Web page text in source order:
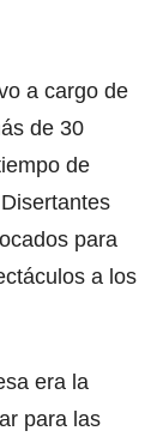
a cargo de
de 30
de
para
a los
era la
para las